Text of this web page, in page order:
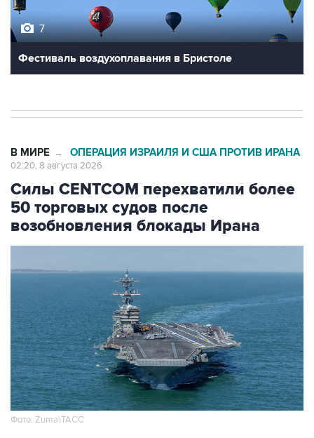
7
Фестиваль воздухоплавания в Бристоле
В МИРЕ → ОПЕРАЦИЯ ИЗРАИЛЯ И США ПРОТИВ ИРАНА
02:20, 8 августа 2026
Силы CENTCOM перехватили более
50 торговых судов после
возобновления блокады Ирана
Фото: Zuma\ТАСС